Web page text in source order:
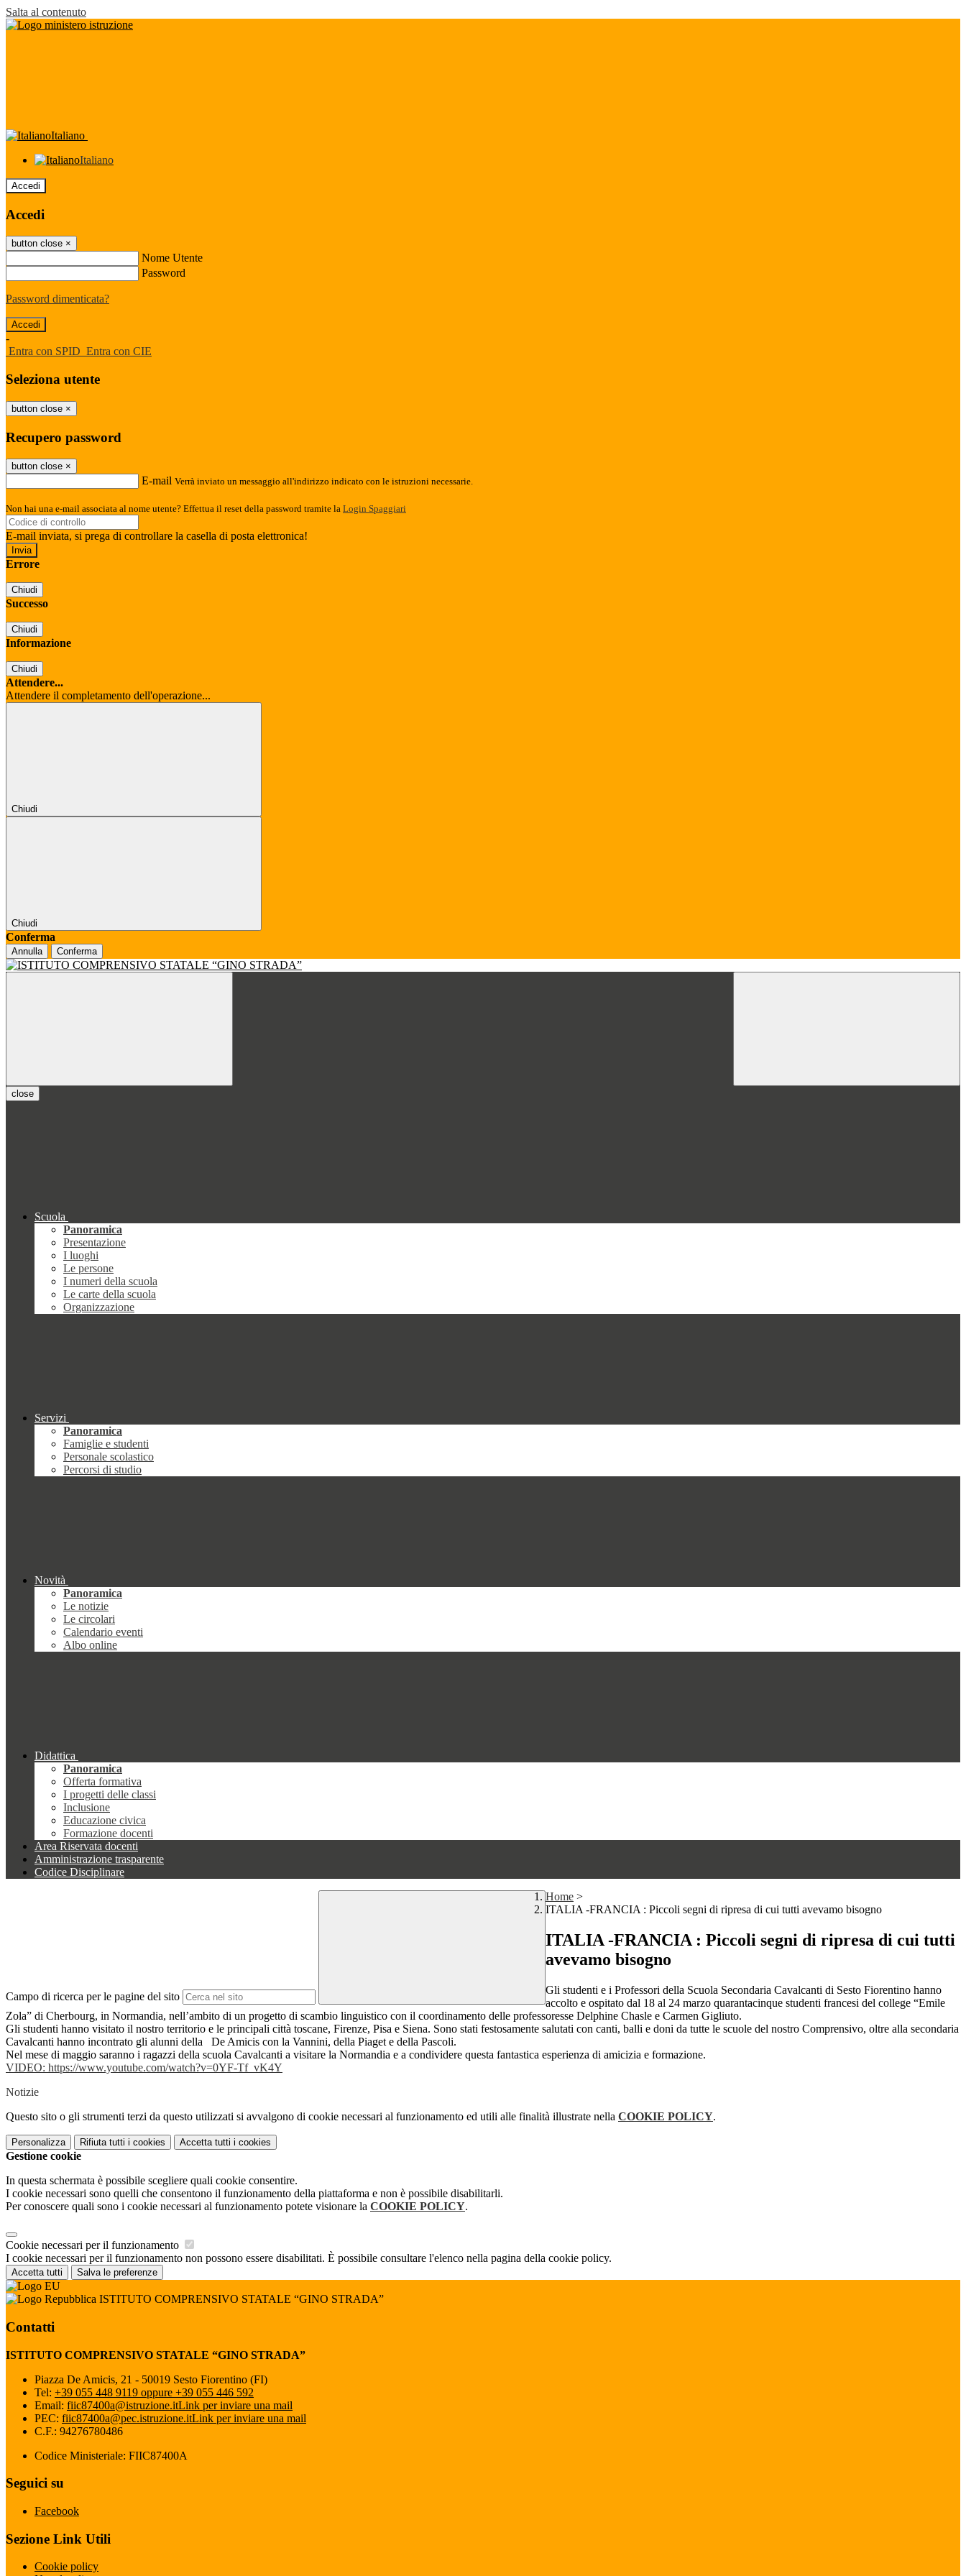
Salta al contenuto
Italiano
Italiano
Accedi
Accedi
button close ×
Nome Utente
Password
Password dimenticata?
-
Entra con SPID Entra con CIE
Seleziona utente
button close ×
Recupero password
button close ×
E-mail Verrà inviato un messaggio all'indirizzo indicato con le istruzioni necessarie.
Non hai una e-mail associata al nome utente? Effettua il reset della password tramite la Login Spaggiari
E-mail inviata, si prega di controllare la casella di posta elettronica!
Errore
Chiudi
Successo
Chiudi
Informazione
Chiudi
Attendere...
Attendere il completamento dell'operazione...
Chiudi
Chiudi
Conferma
Annulla Conferma
close
Scuola
Panoramica
Presentazione
I luoghi
Le persone
I numeri della scuola
Le carte della scuola
Organizzazione
Servizi
Panoramica
Famiglie e studenti
Personale scolastico
Percorsi di studio
Novità
Panoramica
Le notizie
Le circolari
Calendario eventi
Albo online
Didattica
Panoramica
Offerta formativa
I progetti delle classi
Inclusione
Educazione civica
Formazione docenti
Area Riservata docenti
Amministrazione trasparente
Codice Disciplinare
Campo di ricerca per le pagine del sito
Home >
ITALIA -FRANCIA : Piccoli segni di ripresa di cui tutti avevamo bisogno
ITALIA -FRANCIA : Piccoli segni di ripresa di cui tutti
avevamo bisogno
Gli studenti e i Professori della Scuola Secondaria Cavalcanti di Sesto Fiorentino hanno
accolto e ospitato dal 18 al 24 marzo quarantacinque studenti francesi del college “Emile
Zola” di Cherbourg, in Normandia, nell’ambito di un progetto di scambio linguistico con il coordinamento delle professoresse Delphine Chasle e Carmen Gigliuto.
Gli studenti hanno visitato il nostro territorio e le principali città toscane, Firenze, Pisa e Siena. Sono stati festosamente salutati con canti, balli e doni da tutte le scuole del nostro Comprensivo, oltre alla secondaria
Cavalcanti hanno incontrato gli alunni della De Amicis con la Vannini, della Piaget e della Pascoli.
Nel mese di maggio saranno i ragazzi della scuola Cavalcanti a visitare la Normandia e a condividere questa fantastica esperienza di amicizia e formazione.
VIDEO: https://www.youtube.com/watch?v=0YF-Tf_vK4Y
Notizie
Questo sito o gli strumenti terzi da questo utilizzati si avvalgono di cookie necessari al funzionamento ed utili alle finalità illustrate nella COOKIE POLICY.
Personalizza Rifiuta tutti i cookies Accetta tutti i cookies
Gestione cookie
In questa schermata è possibile scegliere quali cookie consentire.
I cookie necessari sono quelli che consentono il funzionamento della piattaforma e non è possibile disabilitarli.
Per conoscere quali sono i cookie necessari al funzionamento potete visionare la COOKIE POLICY.
Cookie necessari per il funzionamento
I cookie necessari per il funzionamento non possono essere disabilitati. È possibile consultare l'elenco nella pagina della cookie policy.
Accetta tutti Salva le preferenze
ISTITUTO COMPRENSIVO STATALE “GINO STRADA”
Contatti
ISTITUTO COMPRENSIVO STATALE “GINO STRADA”
Piazza De Amicis, 21 - 50019 Sesto Fiorentino (FI)
Tel: +39 055 448 9119 oppure +39 055 446 592
Email: fiic87400a@istruzione.itLink per inviare una mail
PEC: fiic87400a@pec.istruzione.itLink per inviare una mail
C.F.: 94276780486
Codice Ministeriale: FIIC87400A
Seguici su
Facebook
Sezione Link Utili
Cookie policy